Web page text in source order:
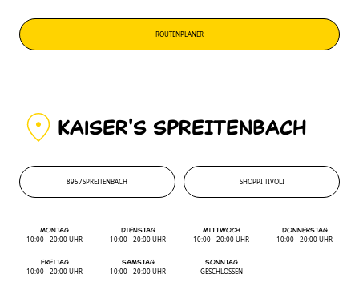
ROUTENPLANER
KAiSER'S SPREITENBACH
8957SPREITENBACH
SHOPPI TIVOLI
MONTAG
10:00 - 20:00 UHR
DIENSTAG
10:00 - 20:00 UHR
MITTWOCH
10:00 - 20:00 UHR
DONNERSTAG
10:00 - 20:00 UHR
FREITAG
10:00 - 20:00 UHR
SAMSTAG
10:00 - 20:00 UHR
SONNTAG
GESCHLOSSEN